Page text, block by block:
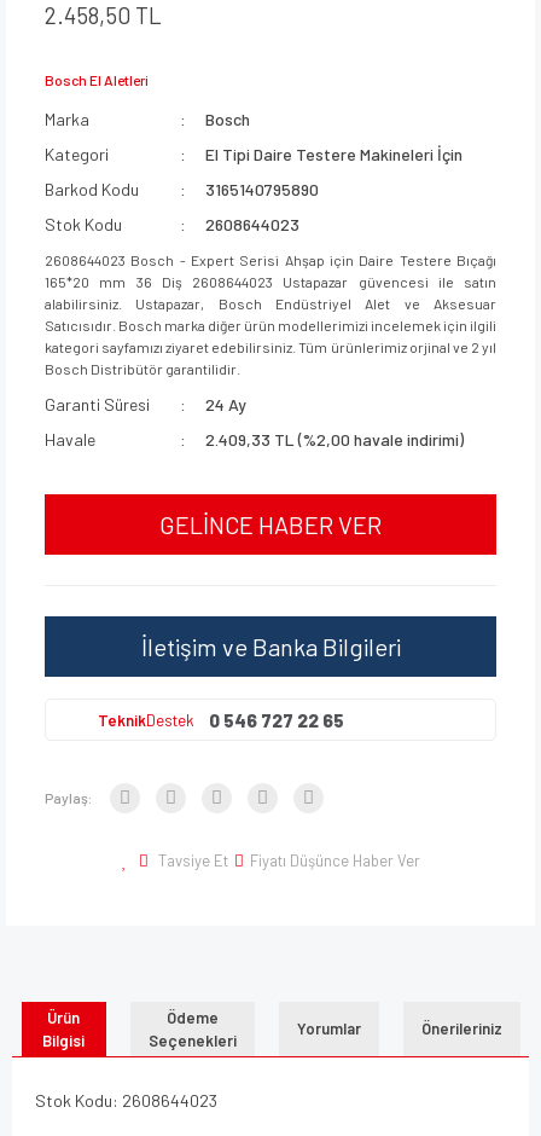
2.458,50 TL
Bosch El Aletleri
Marka
Bosch
Kategori
El Tipi Daire Testere Makineleri İçin
Barkod Kodu
3165140795890
Stok Kodu
2608644023
2608644023 Bosch - Expert Serisi Ahşap için Daire Testere Bıçağı
165*20 mm 36 Diş 2608644023 Ustapazar güvencesi ile satın
alabilirsiniz. Ustapazar, Bosch Endüstriyel Alet ve Aksesuar
Satıcısıdır. Bosch marka diğer ürün modellerimizi incelemek için ilgili
kategori sayfamızı ziyaret edebilirsiniz. Tüm ürünlerimiz orjinal ve 2 yıl
Bosch Distribütör garantilidir.
Garanti Süresi
24 Ay
Havale
2.409,33 TL (%2,00 havale indirimi)
GELİNCE HABER VER
İletişim ve Banka Bilgileri
TeknikDestek 0 546 727 22 65
Paylaş:
Tavsiye Et Fiyatı Düşünce Haber Ver
Ürün
Bilgisi
Ödeme
Seçenekleri
Yorumlar Önerileriniz
Stok Kodu: 2608644023